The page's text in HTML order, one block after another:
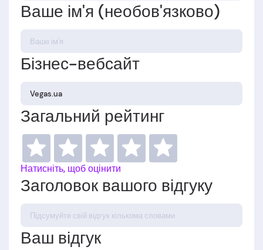
Ваше ім'я (необов'язково)
Бізнес-вебсайт
Загальний рейтинг
Натисніть, щоб оцінити
Заголовок вашого відгуку
Ваш відгук